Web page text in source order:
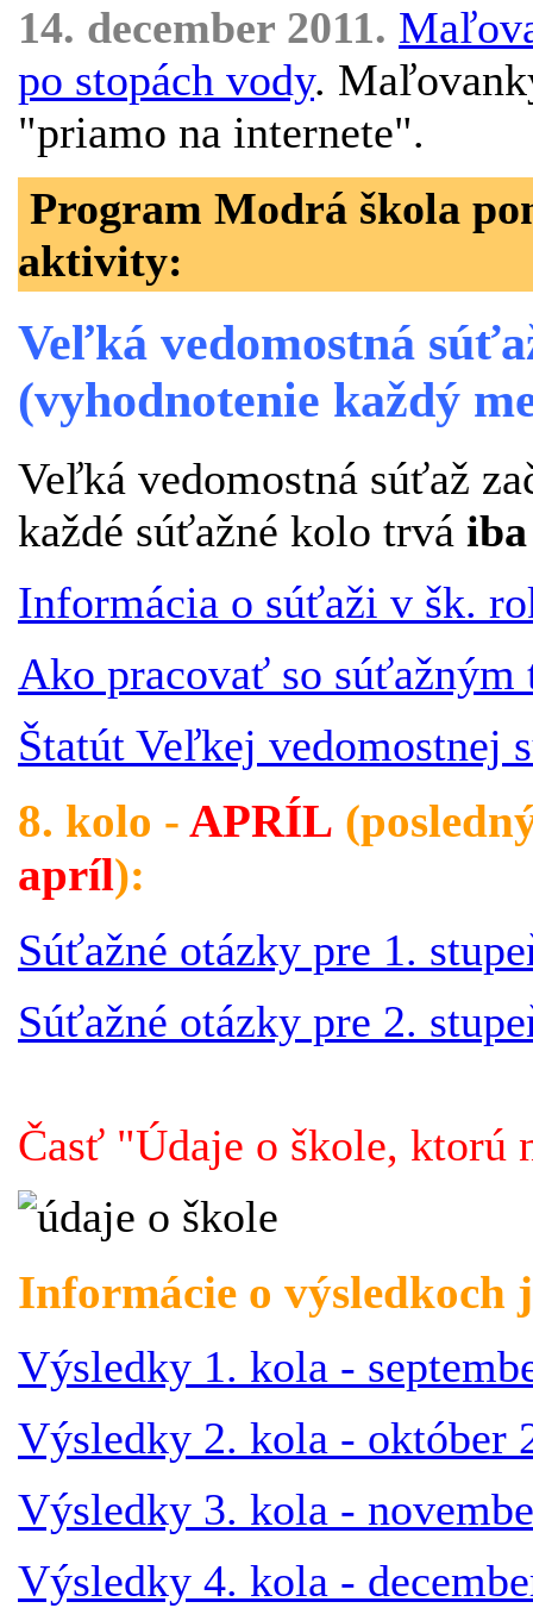
14. december 2011.
po stopách vody.
"priamo na internete".
Program Modrá škola
aktivity:
Veľká vedomostná
(vyhodnotenie každý
Veľká vedomostná súťaž
každé súťažné kolo trvá
Informácia o súťaži v šk.
Ako pracovať so súťažným
Štatút Veľkej vedomostnej
8. kolo - APRÍL
apríl):
Súťažné otázky pre 1.
Súťažné otázky pre 2.
Časť "Údaje o škole, ktorú
Informácie o
Výsledky 1. kola -
Výsledky 2. kola - október
Výsledky 3. kola -
Výsledky 4. kola -